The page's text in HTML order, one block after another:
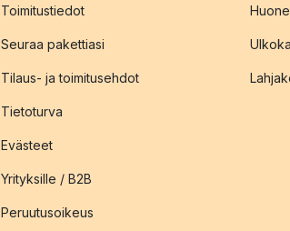
Toimitustiedot
Seuraa pakettiasi
Tilaus- ja toimitusehdot
Tietoturva
Evästeet
Yrityksille / B2B
Peruutusoikeus